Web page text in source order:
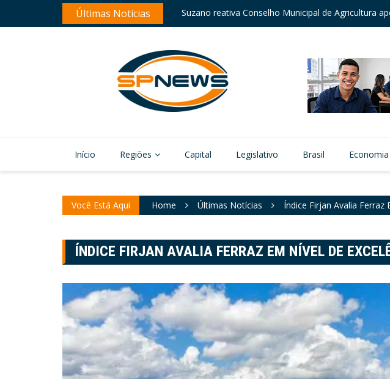
Últimas Notícias
com entrega de enxoval Suzano reativa Conselho Municipal de Agricultura
Início Regiões Capital Legislativo Brasil Economia
Você Está Aqui Home Últimas Notícias Índice Firjan Avalia Ferraz
ÍNDICE FIRJAN AVALIA FERRAZ EM NÍVEL DE